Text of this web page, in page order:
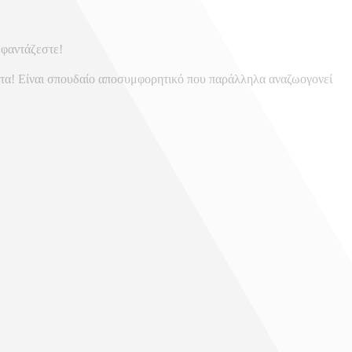
Είναι σπουδαίο αποσυμφορητικό που παράλληλα αναζωογονεί